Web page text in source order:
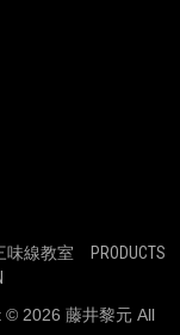
味線教室
PRODUCTS
© 2026 藤井黎元 All